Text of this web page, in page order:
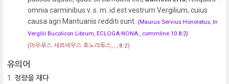
omnia carminibus v. s. m. id est vestrum Vergilium, cuius
causa agri Mantuanis redditi sunt. (Maurus Servius Honoratus, In
Vergilii Bucolicon Librum, ECLOGA NONA., commline 10 8:2)
(마우루스 세르비우스 호노라투스, , , 8:2)
유의어
정량을 재다